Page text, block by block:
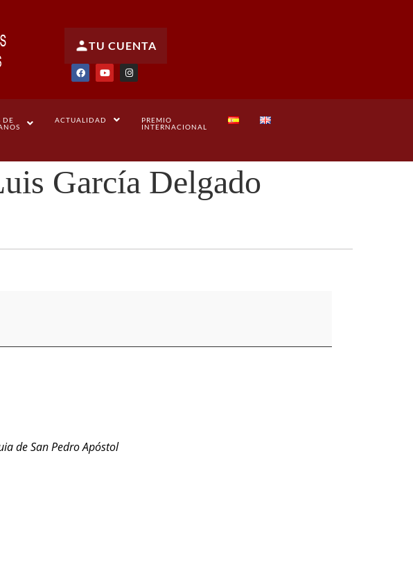
TU CUENTA
DE
ACTUALIDAD
PREMIO
INTERNACIONAL
García Delgado
de San Pedro Apóstol